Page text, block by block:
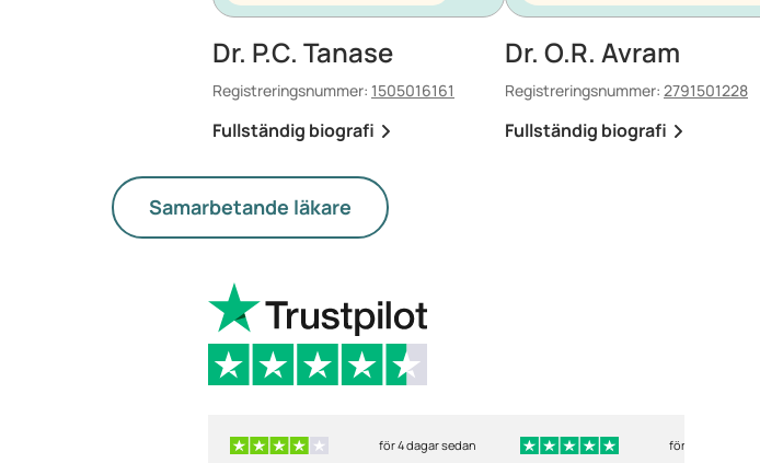
Dr. P.C. Tanase
Registreringsnummer: 1505016161
Fullständig biografi
Dr. O.R. Avram
Registreringsnummer: 2791501228
Fullständig biografi
Samarbetande läkare
för 4 dagar sedan för 5 dagar sedan